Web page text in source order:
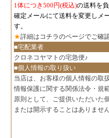
1体につき500円(税込)の送料を
確定メールにて送料を変更しメ
す。
★詳細は コチラのページでご確
■宅配業者
クロネコヤマトの宅急便♪
■個人情報の取り扱い
当店は、お客様の個人情報の取
情報保護に関する関係法令・規
原則として、ご提供いただいた
または開示することはありませ